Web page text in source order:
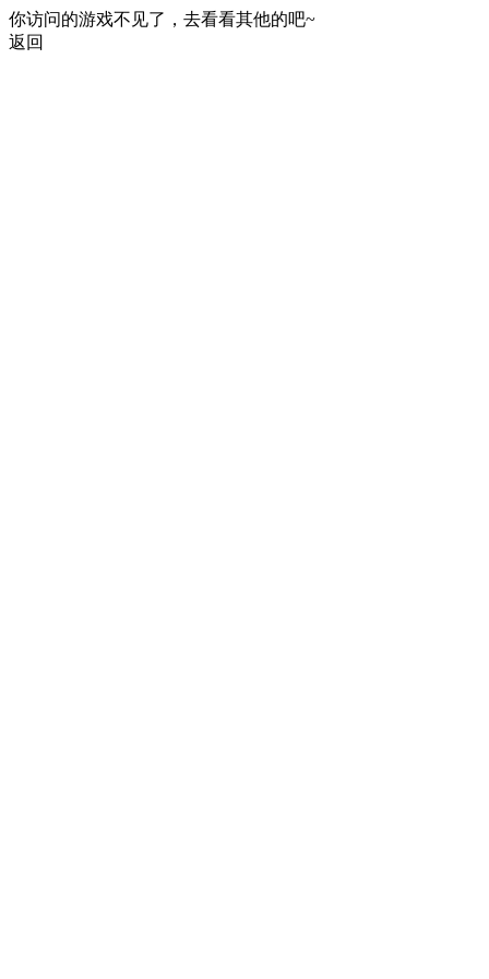
你访问的游戏不见了，去看看其他的吧~
返回